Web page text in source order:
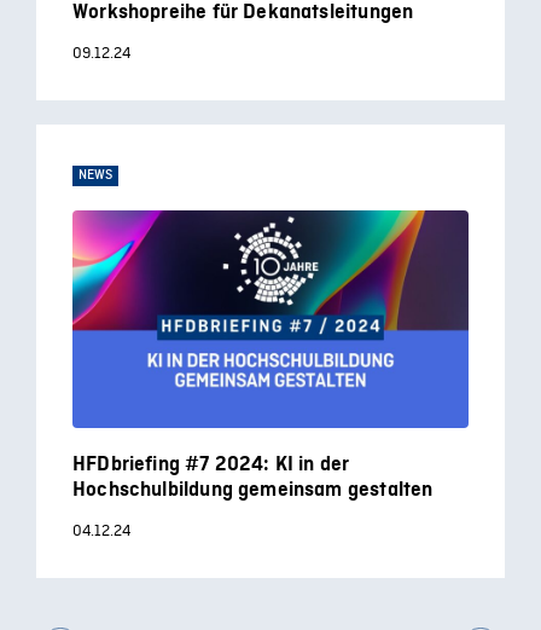
Workshopreihe für Dekanatsleitungen
09.12.24
NEWS
HFDbriefing #7 2024: KI in der
Hochschulbildung gemeinsam gestalten
04.12.24